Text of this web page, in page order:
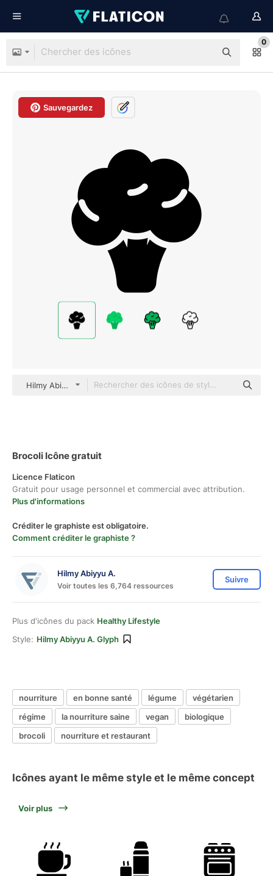
0
Sauvegardez
Hilmy Abiyyu A. Glyph
Brocoli Icône gratuit
Licence Flaticon
Gratuit pour usage personnel et commercial avec attribution.
Plus d'informations
Créditer le graphiste est obligatoire.
Comment créditer le graphiste ?
Hilmy Abiyyu A.
Voir toutes les 6,764 ressources
Suivre
Plus d'icônes du pack Healthy Lifestyle
Style: Hilmy Abiyyu A. Glyph
nourriture en bonne santé légume
végétarien
régime
la nourriture saine vegan
biologique
brocoli
nourriture et restaurant
Icônes ayant le même style et le même concept
Voir plus